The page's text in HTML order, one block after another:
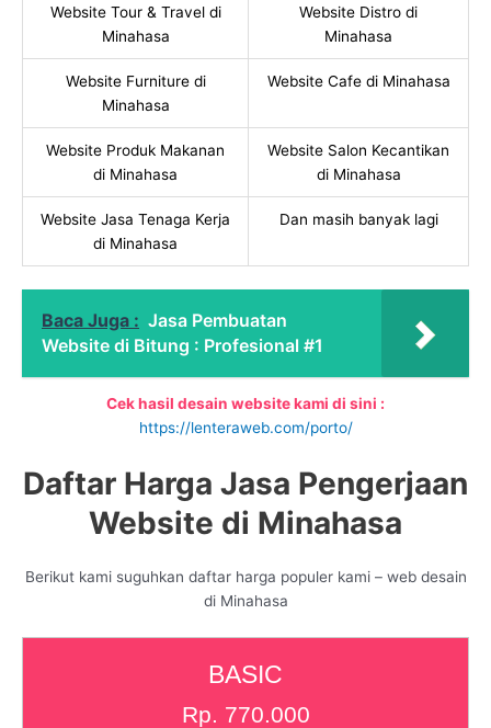
Website Tour & Travel di
Minahasa
Website Distro di
Minahasa
Website Furniture di
Minahasa
Website Cafe di Minahasa
Website Produk Makanan
di Minahasa
Website Salon Kecantikan
di Minahasa
Website Jasa Tenaga Kerja
di Minahasa
Dan masih banyak lagi
Baca Juga : Jasa Pembuatan
Website di Bitung : Profesional #1
Cek hasil desain website kami di sini :
https://lenteraweb.com/porto/
Daftar Harga Jasa Pengerjaan
Website di Minahasa
Berikut kami suguhkan daftar harga populer kami – web desain
di Minahasa
BASIC
Rp. 770.000